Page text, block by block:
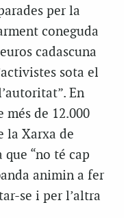
per la
coneguda
cadascuna
sota el
En
de 12.000
la Xarxa de
“no té cap
animin a fer
se i per l’altra